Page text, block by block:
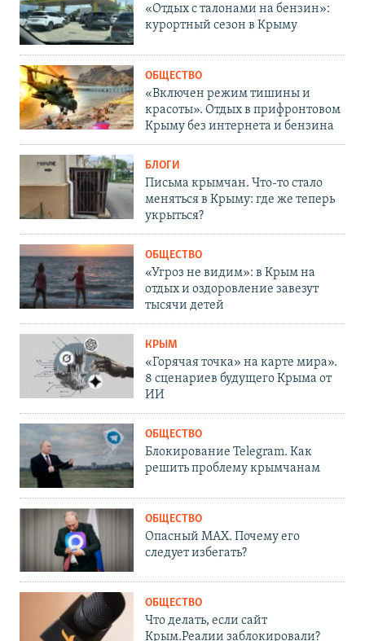
«Отдых с талонами на бензин»:
курортный сезон в Крыму
ОБЩЕСТВО
«Включен режим тишины и
красоты». Отдых в прифронтовом
Крыму без интернета и бензина
БЛОГИ
Письма крымчан. Что-то стало
меняться в Крыму: где же теперь
укрыться?
ОБЩЕСТВО
«Угроз не видим»: в Крым на
отдых и оздоровление завезут
тысячи детей
КРЫМ
«Горячая точка» на карте мира».
8 сценариев будущего Крыма от
ИИ
ОБЩЕСТВО
Блокирование Telegram. Как
решить проблему крымчанам
ОБЩЕСТВО
Опасный MAX. Почему его
следует избегать?
ОБЩЕСТВО
Что делать, если сайт
Крым.Реалии заблокировали?